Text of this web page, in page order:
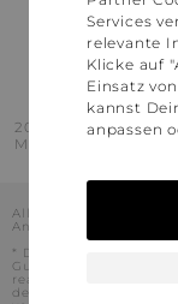
2016 - 2026 ©
Made for you with
Alle Preise inkl. der
Angaben ohne Gewähr.
* Die angezeigten
Gutschein-Codes auf
realisiert werden
der Gutschein-Codes
Services
relevante
Klicke auf
Einsatz
kannst
anpassen